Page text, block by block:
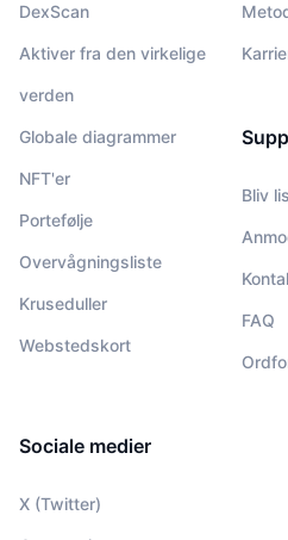
DexScan
Aktiver fra den virkelige
verden
Globale diagrammer
NFT'er
Portefølje
Overvågningsliste
Kruseduller
Webstedskort
Bliv
FAQ
Sociale medier
X (Twitter)